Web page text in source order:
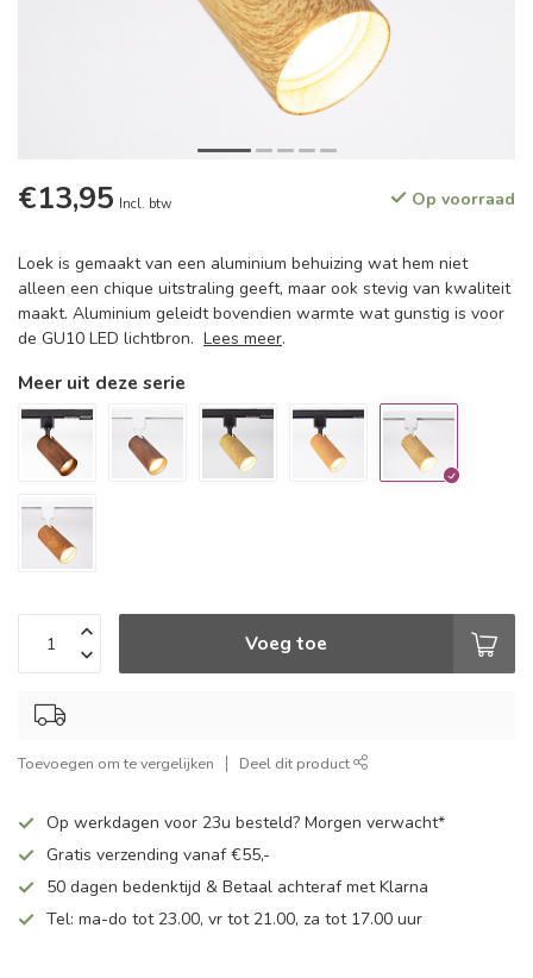
€13,95 Incl. btw Op voorraad
Loek is gemaakt van een aluminium behuizing wat hem niet
alleen een chique uitstraling geeft, maar ook stevig van kwaliteit
maakt. Aluminium geleidt bovendien warmte wat gunstig is voor
de GU10 LED lichtbron. Lees meer.
Meer uit deze serie
Voeg toe
Toevoegen om te vergelijken Deel dit product
Op werkdagen voor 23u besteld? Morgen verwacht*
Gratis verzending vanaf €55,-
50 dagen bedenktijd & Betaal achteraf met Klarna
Tel: ma-do tot 23.00, vr tot 21.00, za tot 17.00 uur